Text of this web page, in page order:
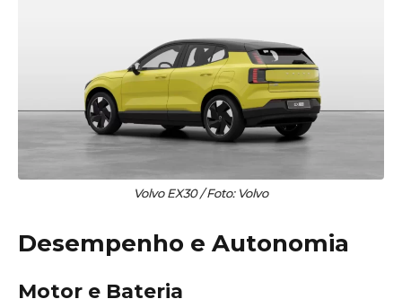
Volvo EX30 / Foto: Volvo
Desempenho e Autonomia
Motor e Bateria